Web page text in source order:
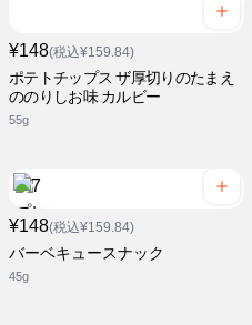
¥148(税込¥159.84)
ポテトチップス ザ厚切りのたまえ
ののりしお味 カルビー
55g
¥148(税込¥159.84)
バーベキュースナック
45g